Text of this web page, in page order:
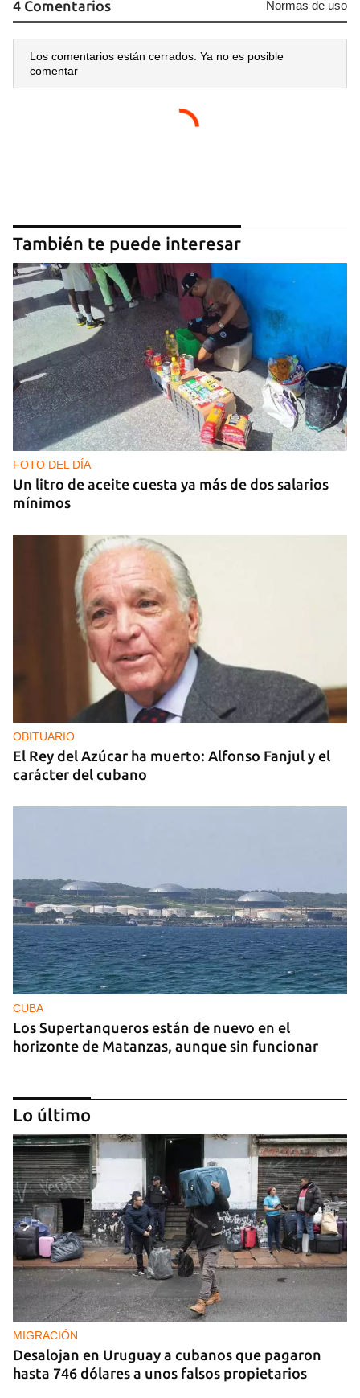
4 Comentarios Normas de uso
Los comentarios están cerrados. Ya no es posible
comentar
También te puede interesar
FOTO DEL DÍA
Un litro de aceite cuesta ya más de dos salarios
mínimos
OBITUARIO
El Rey del Azúcar ha muerto: Alfonso Fanjul y el
carácter del cubano
CUBA
Los Supertanqueros están de nuevo en el
horizonte de Matanzas, aunque sin funcionar
REPRESIÓN
La Seguridad del Estado realiza operativos en el
aniversario del Maleconazo
Lo último
MIGRACIÓN
Desalojan en Uruguay a cubanos que pagaron
hasta 746 dólares a unos falsos propietarios